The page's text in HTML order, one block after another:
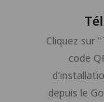
Cliquez sur
code
depuis le